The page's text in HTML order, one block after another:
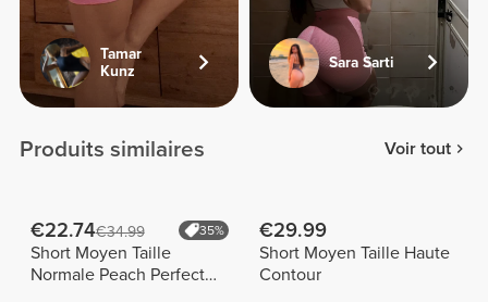
Tamar
Kunz
Sara Sarti
Produits similaires Voir tout
€22.74€34.99 35%
Short Moyen Taille
Normale Peach Perfect
€29.99
Short Moyen Taille Haute
Contour